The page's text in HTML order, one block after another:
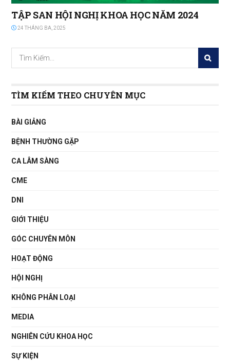
TẬP SAN HỘI NGHỊ KHOA HỌC NĂM 2024
24 THÁNG BA, 2025
TÌM KIẾM THEO CHUYÊN MỤC
BÀI GIẢNG
BỆNH THƯỜNG GẶP
CA LÂM SÀNG
CME
DNI
GIỚI THIỆU
GÓC CHUYÊN MÔN
HOẠT ĐỘNG
HỘI NGHỊ
KHÔNG PHÂN LOẠI
MEDIA
NGHIÊN CỨU KHOA HỌC
SỰ KIỆN